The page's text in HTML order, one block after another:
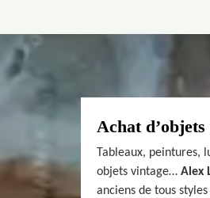
Achat
Tableaux, peintures,
objets vintage… Alex
anciens de tous